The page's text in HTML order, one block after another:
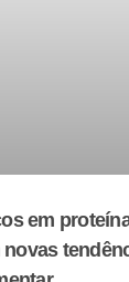
em